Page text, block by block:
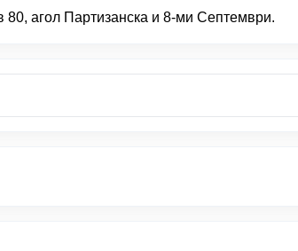
80, агол Партизанска и 8-ми Септември.